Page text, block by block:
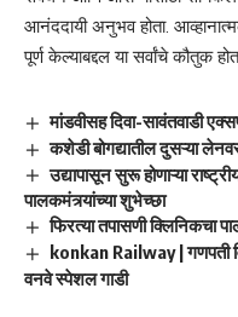
आनंददायी अनुभव होता.
पूर्ण केल्याबद्दल या सर्वांचे कौतुक
मांडवीसह दिवा-सावंतवाडी
कशेडी बोगद्यातील दुसऱ्या
उद्यापासून सुरू होणाऱ्या
पालकमंत्र्यांच्या शुभेच्छा
फिरत्या तपासणी क्लिनिकचा
konkan Railway | गणपती
वनवे स्पेशल गाडी